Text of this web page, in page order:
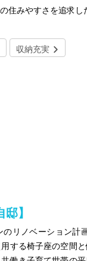
住みやすさを追求し
収納充実
】
リノベーション計
する椅子座の空間